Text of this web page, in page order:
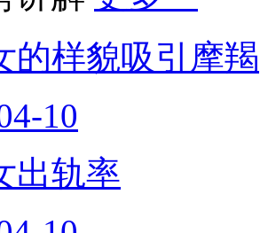
讲解 更多···
的样貌吸引摩羯
10
出轨率